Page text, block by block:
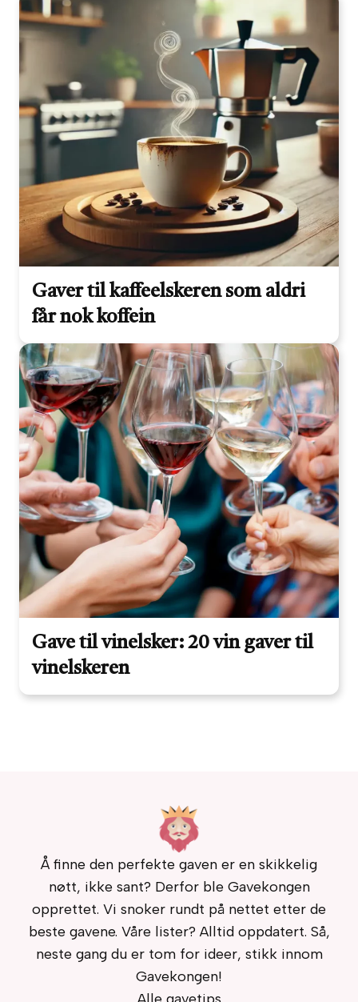
Gaver til kaffeelskeren som aldri
får nok koffein
Gave til vinelsker: 20 vin gaver til
vinelskeren
Å finne den perfekte gaven er en skikkelig
nøtt, ikke sant? Derfor ble Gavekongen
opprettet. Vi snoker rundt på nettet etter de
beste gavene. Våre lister? Alltid oppdatert. Så,
neste gang du er tom for ideer, stikk innom
Gavekongen!